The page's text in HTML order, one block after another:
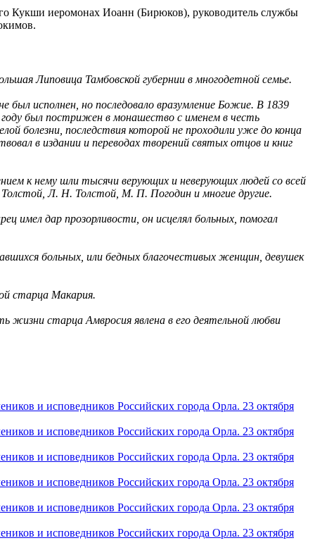
Кукши иеромонах Иоанн (Бирюков), руководитель службы
Липовица Тамбовской губернии в многодетной семье.
был исполнен, но последовало вразумление Божие. В 1839
году был пострижен в монашество с именем в честь
болезни, последствия которой не проходили уже до конца
в издании и переводах творений святых отцов и книг
к нему шли тысячи верующих и неверующих людей со всей
Л. Н. Толстой, М. П. Погодин и многие другие.
имел дар прозорливости, он исцелял больных, помогал
больных, или бедных благочестивых женщин, девушек
старца Макария.
жизни старца Амвросия явлена в его деятельной любви